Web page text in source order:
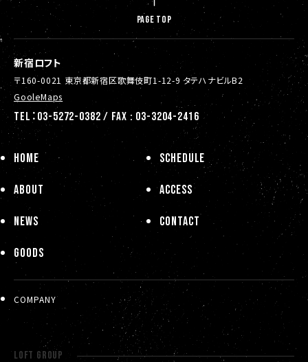
新宿ロフト
〒160-0021 東京都新宿区歌舞伎町1-12-9 タテハナビルB2
GooleMaps
TEL：03-5272-0382 / FAX : 03-3204-2416
HOME SCHEDULE
ABOUT ACCESS
NEWS CONTACT
GOODS
COMPANY
LOFT GROUP
PAGE TOP